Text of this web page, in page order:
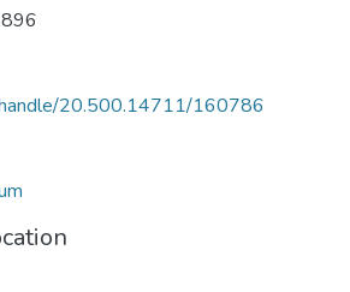
20.500.14711/160786